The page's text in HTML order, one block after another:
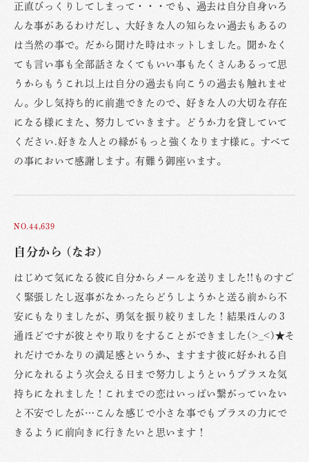
正直びっくりしてしまって・・・でも、過去は自分自身いろ
んな事があるわけだし、大好きな人の知らない過去もあるの
は当然の事で。だから聞けた時はホットしました。聞かなく
ても言い事も全部話さなくてもいい事もたくさんあるって思
うからもうこれ以上は自分の過去も向こうの過去も触れませ
ん。少し気持ち的に前進できたので、好きな人の大切な存在
になる様にまた、努力していきます。どうか力を貸していて
ください.好きな人との縁がもっと強くなります様に。すべて
の事において感謝します。有難う御座います。
NO.44,639
自分から (なお)
はじめて気になる彼に自分からメールを送りました!!ものすご
く緊張したし返事がなかったらどうしようかと送る前から不
安にもなりましたが、勇気を振り絞りました！結果ほんの３
通ほどですが彼とやり取りをすることができました(>_<)★そ
れだけでかなりの満足感というか、ますます彼に好かれる自
分になれるよう次会える日まで努力しようというプラスな気
持ちになれました！これまでの恋はいっぱい繋がっていない
と不安でしたが…こんな感じで小さな事でもプラスの力にで
きるように前向きに行きたいと思います！